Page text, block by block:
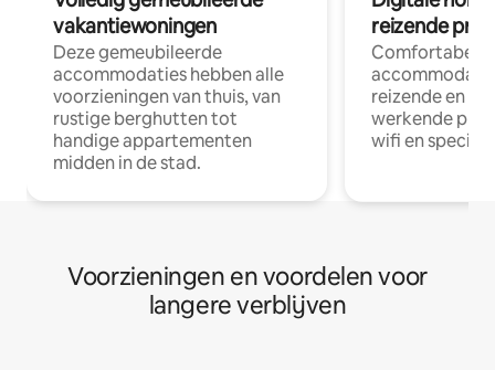
vakantiewoningen
Deze gemeubileerde
accommodaties hebben alle
voorzieningen van thuis, van
rustige berghutten tot
handige appartementen
midden in de stad.
reizende
Comfortabele
reizende en
werkende
wifi en
Voorzieningen en voordelen voor
langere verblijven